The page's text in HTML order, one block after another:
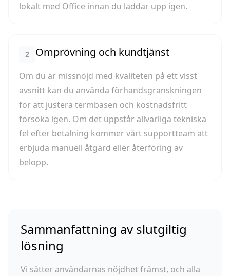
lokalt med Office innan du laddar upp igen.
2 Omprövning och kundtjänst
Om du är missnöjd med kvaliteten på ett visst
avsnitt kan du använda förhandsgranskningen
för att justera termbasen och kostnadsfritt
försöka igen. Om det uppstår allvarliga tekniska
fel efter betalning kommer vårt supportteam att
erbjuda manuell åtgärd eller återföring av
belopp.
Sammanfattning av slutgiltig
lösning
Vi sätter användarnas nöjdhet främst, och alla